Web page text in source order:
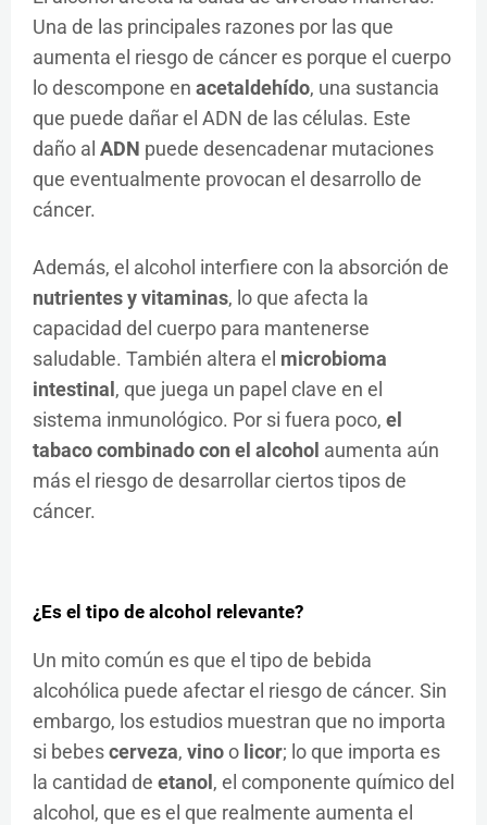
Una de las principales razones por las que
aumenta el riesgo de cáncer es porque el cuerpo
lo descompone en acetaldehído, una sustancia
que puede dañar el ADN de las células. Este
daño al ADN puede desencadenar mutaciones
que eventualmente provocan el desarrollo de
cáncer.
Además, el alcohol interfiere con la absorción de
nutrientes y vitaminas, lo que afecta la
capacidad del cuerpo para mantenerse
saludable. También altera el microbioma
intestinal, que juega un papel clave en el
sistema inmunológico. Por si fuera poco, el
tabaco combinado con el alcohol aumenta aún
más el riesgo de desarrollar ciertos tipos de
cáncer.
¿Es el tipo de alcohol relevante?
Un mito común es que el tipo de bebida
alcohólica puede afectar el riesgo de cáncer. Sin
embargo, los estudios muestran que no importa
si bebescerveza, vinoo licor; lo que importa es
la cantidad de etanol, el componente químico del
alcohol, que es el que realmente aumenta el